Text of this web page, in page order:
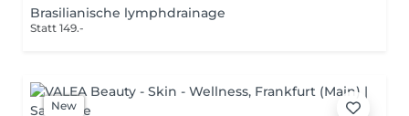
Brasilianische lymphdrainage
Statt 149.-
New